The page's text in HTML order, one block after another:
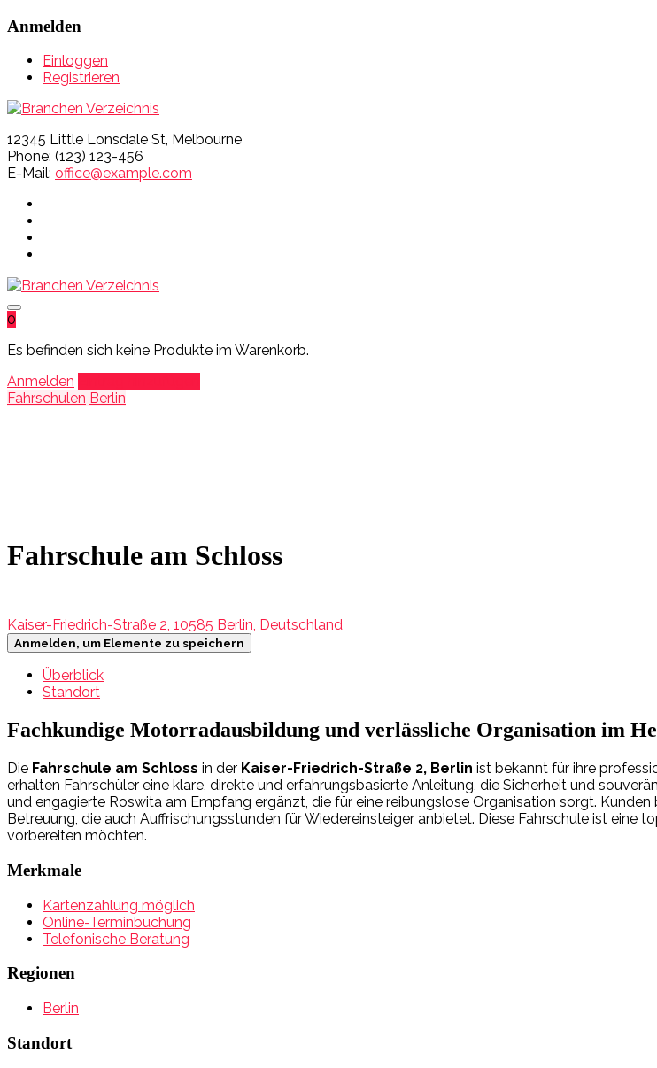
Anmelden
Einloggen
Registrieren
12345 Little Lonsdale St, Melbourne
Phone: (123) 123-456
E-Mail: office@example.com
0
Es befinden sich keine Produkte im Warenkorb.
Anmelden
Fahrschulen Berlin
Fahrschule am Schloss
Kaiser-Friedrich-Straße 2, 10585 Berlin, Deutschland
Anmelden, um Elemente zu speichern
Überblick
Standort
Fachkundige Motorradausbildung und verlässliche Organisation im
Die Fahrschule am Schloss in der Kaiser-Friedrich-Straße 2, Berlin ist bekannt für ihre
erhalten Fahrschüler eine klare, direkte und erfahrungsbasierte Anleitung, die Sicherheit und
und engagierte Roswita am Empfang ergänzt, die für eine reibungslose Organisation sorgt.
Betreuung, die auch Auffrischungsstunden für Wiedereinsteiger anbietet. Diese Fahrschule ist
vorbereiten möchten.
Merkmale
Kartenzahlung möglich
Online-Terminbuchung
Telefonische Beratung
Regionen
Berlin
Standort